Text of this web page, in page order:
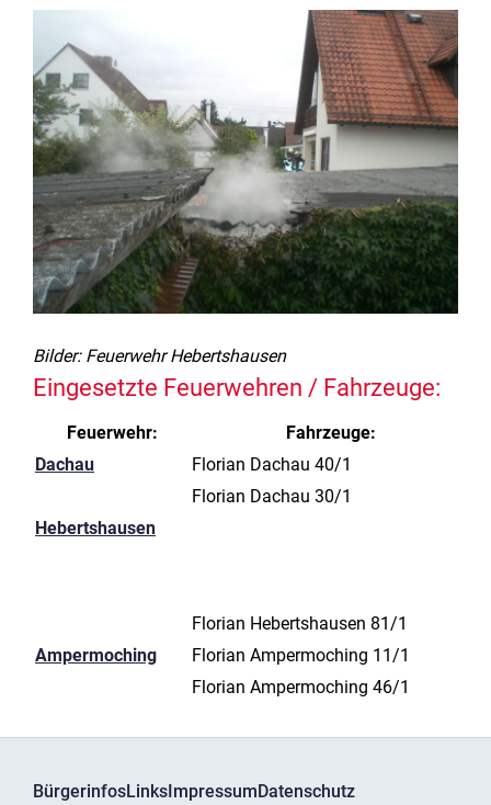
Bilder: Feuerwehr Hebertshausen
Eingesetzte Feuerwehren / Fahrzeuge:
Feuerwehr:
Fahrzeuge:
Dachau
Florian Dachau 40/1
Florian Dachau 30/1
Hebertshausen
Florian Hebertshausen 81/1
Ampermoching
Florian Ampermoching 11/1
Florian Ampermoching 46/1
BürgerinfosLinksImpressumDatenschutz